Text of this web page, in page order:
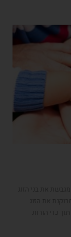
את בני הזוג
את הזוג
כדי הורות